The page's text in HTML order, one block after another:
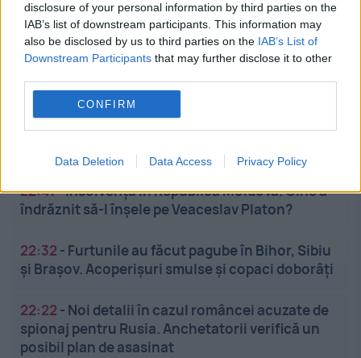
disclosure of your personal information by third parties on the
IAB’s list of downstream participants. This information may
also be disclosed by us to third parties on the IAB’s List of
Downstream Participants that may further disclose it to other
CONFIRM
Data Deletion Data Access Privacy Policy
Stiri calde
22:48
Rovinieta și TollRo, schimbări importante
din toamnă. Când încep să fie percepute noile
22:41-Insolvenţa în Republica Moldova. Cine a
îndrăznit să-l înşele pe Veaceslav Platon?
22:32 - Furtunile au făcut pagube în Bihor, Sibiu
și Brașov. Acoperișuri smulse și copaci doborâți
22:22 - Noi detalii în cazul româncei acuzate de
spionaj pentru Rusia. Anchetatorii verifică un
posibil plan de asasinat